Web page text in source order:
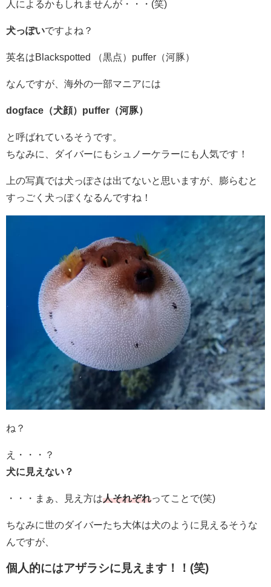
人によるかもしれませんが・・・(笑)
犬っぽいですよね？
英名はBlackspotted （黒点）puffer（河豚）
なんですが、海外の一部マニアには
dogface（犬顔）puffer（河豚）
と呼ばれているそうです。
ちなみに、ダイバーにもシュノーケラーにも人気です！
上の写真では犬っぽさは出てないと思いますが、膨らむと
すっごく犬っぽくなるんですね！
ね？
え・・・？
犬に見えない？
・・・まぁ、見え方は人それぞれってことで(笑)
ちなみに世のダイバーたち大体は犬のように見えるそうな
んですが、
個人的にはアザラシに見えます！！(笑)